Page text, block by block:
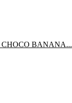
BANANA...